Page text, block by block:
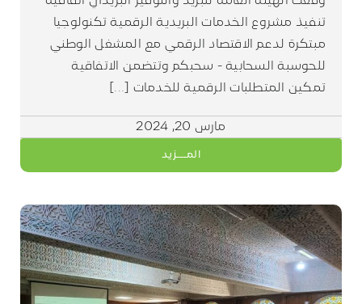
تنفيذ مشروع الخدمات البريدية الرقمية تكنولوجيا
مبتكرة لدعم الاقتصاد الرقمي مع المشغل الوطني
للحوسبة السحابية - سحبكم وتتضمن الاتفاقية
تمكين المتطلبات الرقمية للخدمات [...]
مارس 20, 2024
المـــزيد